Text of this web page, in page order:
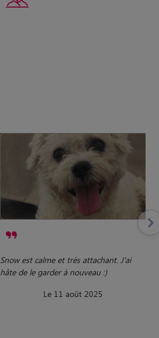
Snow est calme et très attachant. J'ai
hâte de le garder à nouveau :)
Le 11 août 2025